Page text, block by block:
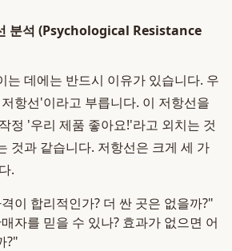
분석 (Psychological Resistance
는 데에는 반드시 이유가 있습니다. 우
항선'이라고 부릅니다. 이 저항선을
정 '우리 제품 좋아요!'라고 외치는 것
것과 같습니다. 저항선은 크게 세 가
.
이 합리적인가? 더 싼 곳은 없을까?"
자를 믿을 수 있나? 효과가 없으면 어
?"